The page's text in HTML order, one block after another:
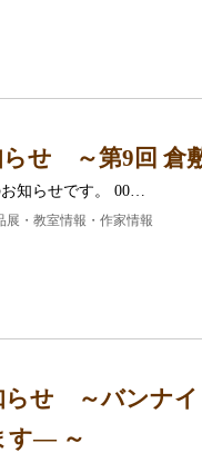
せ ～第9回 倉
知らせです。 00…
展・教室情報・作家情報
らせ ～バンナ
す― ～